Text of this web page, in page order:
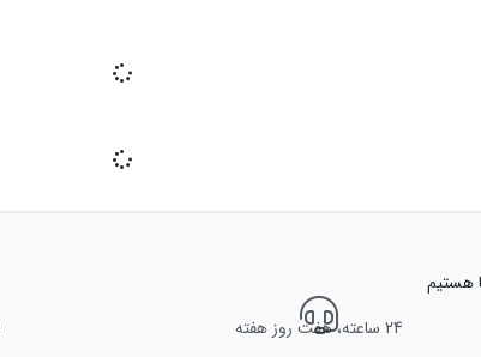
24 ساعته، هفت روز هفته